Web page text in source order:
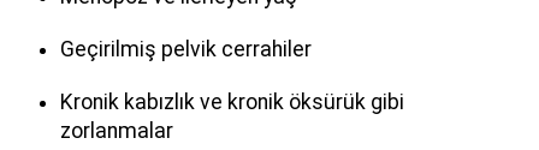
Geçirilmiş pelvik cerrahiler
Kronik kabızlık ve kronik öksürük gibi
zorlanmalar